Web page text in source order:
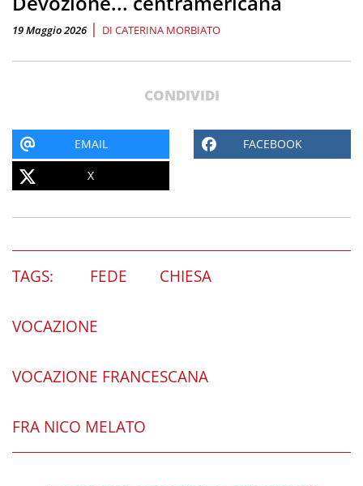
19 Maggio 2026 | DI CATERINA MORBIATO
CONDIVIDI
EMAIL FACEBOOK
X
TAGS: FEDE CHIESA
VOCAZIONE
VOCAZIONE FRANCESCANA
FRA NICO MELATO